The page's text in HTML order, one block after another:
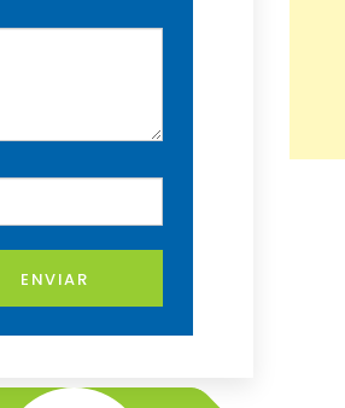
ENVIAR